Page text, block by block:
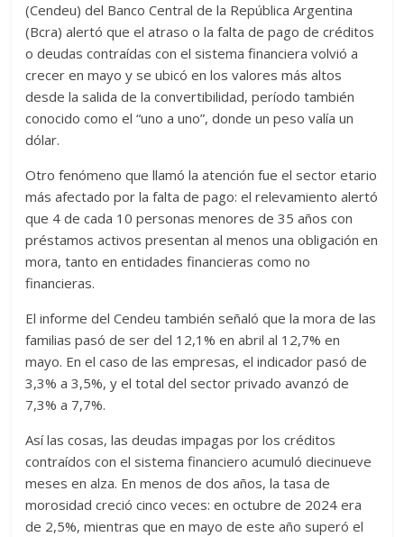
(Cendeu) del Banco Central de la República Argentina
(Bcra) alertó que el atraso o la falta de pago de créditos
o deudas contraídas con el sistema financiera volvió a
crecer en mayo y se ubicó en los valores más altos
desde la salida de la convertibilidad, período también
conocido como el “uno a uno”, donde un peso valía un
dólar.
Otro fenómeno que llamó la atención fue el sector etario
más afectado por la falta de pago: el relevamiento alertó
que 4 de cada 10 personas menores de 35 años con
préstamos activos presentan al menos una obligación en
mora, tanto en entidades financieras como no
financieras.
El informe del Cendeu también señaló que la mora de las
familias pasó de ser del 12,1% en abril al 12,7% en
mayo. En el caso de las empresas, el indicador pasó de
3,3% a 3,5%, y el total del sector privado avanzó de
7,3% a 7,7%.
Así las cosas, las deudas impagas por los créditos
contraídos con el sistema financiero acumuló diecinueve
meses en alza. En menos de dos años, la tasa de
morosidad creció cinco veces: en octubre de 2024 era
de 2,5%, mientras que en mayo de este año superó el